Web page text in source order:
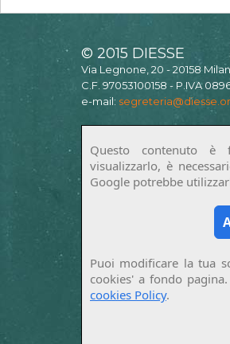
© 2015 DIESSE
Via Legnone, 20 - 20158
C.F. 97053100158 - P.IVA
e-mail:
Questo contenuto è
visualizzarlo, è
Google potrebbe
Puoi modificare la tua
cookies' a fondo
cookies Policy.